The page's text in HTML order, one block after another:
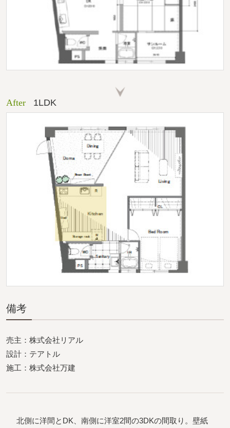
After 1LDK
備考
売主：株式会社リアル
設計：テアトル
施工：株式会社万建
北側に洋間とDK、南側に洋室2間の3DKの間取り。壁紙